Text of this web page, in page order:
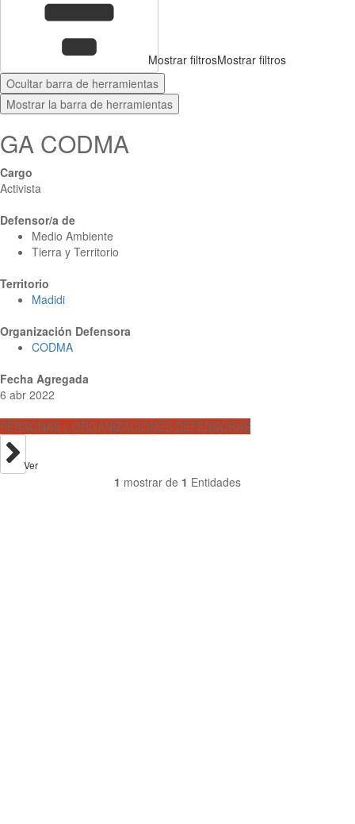
Mostrar filtrosMostrar filtros
Ocultar barra de herramientas
Mostrar la barra de herramientas
GA CODMA
Cargo
Activista
Defensor/a de
Medio Ambiente
Tierra y Territorio
Territorio
Madidi
Organización Defensora
CODMA
Fecha Agregada
6 abr 2022
PERSONAS y ORGANIZACIONES DEFENSORAS
Ver
1 mostrar de 1 Entidades